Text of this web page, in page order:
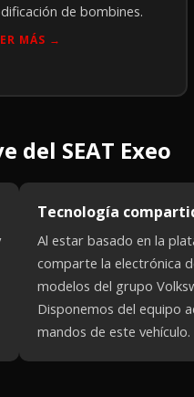
de bombines.
MÁS →
del SEAT Exeo
Tecnología
Al estar basado en la
comparte la electrónica
modelos del grupo
Disponemos del equipo
mandos de este vehículo.